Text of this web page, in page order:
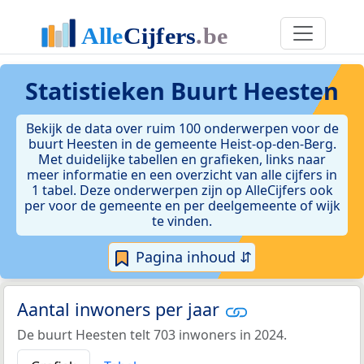
Statistieken Buurt Heesten
Bekijk de data over ruim 100 onderwerpen voor de
buurt Heesten in de gemeente Heist-op-den-Berg.
Met duidelijke tabellen en grafieken, links naar
meer informatie en een overzicht van alle cijfers in
1 tabel. Deze onderwerpen zijn op AlleCijfers ook
per voor de gemeente en per deelgemeente of wijk
te vinden.
Pagina inhoud ⇵
Aantal inwoners per jaar
De buurt Heesten telt 703 inwoners in 2024.